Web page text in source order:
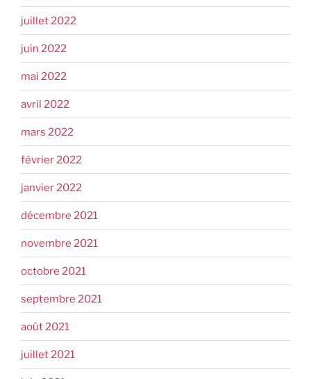
juillet 2022
juin 2022
mai 2022
avril 2022
mars 2022
février 2022
janvier 2022
décembre 2021
novembre 2021
octobre 2021
septembre 2021
août 2021
juillet 2021